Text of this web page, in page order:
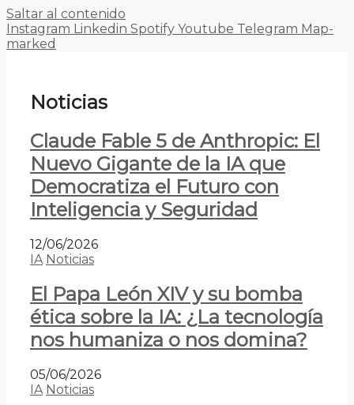
Saltar al contenido
Instagram Linkedin Spotify Youtube Telegram Map-
marked
Noticias
Claude Fable 5 de Anthropic: El
Nuevo Gigante de la IA que
Democratiza el Futuro con
Inteligencia y Seguridad
12/06/2026
IA Noticias
El Papa León XIV y su bomba
ética sobre la IA: ¿La tecnología
nos humaniza o nos domina?
05/06/2026
IA Noticias